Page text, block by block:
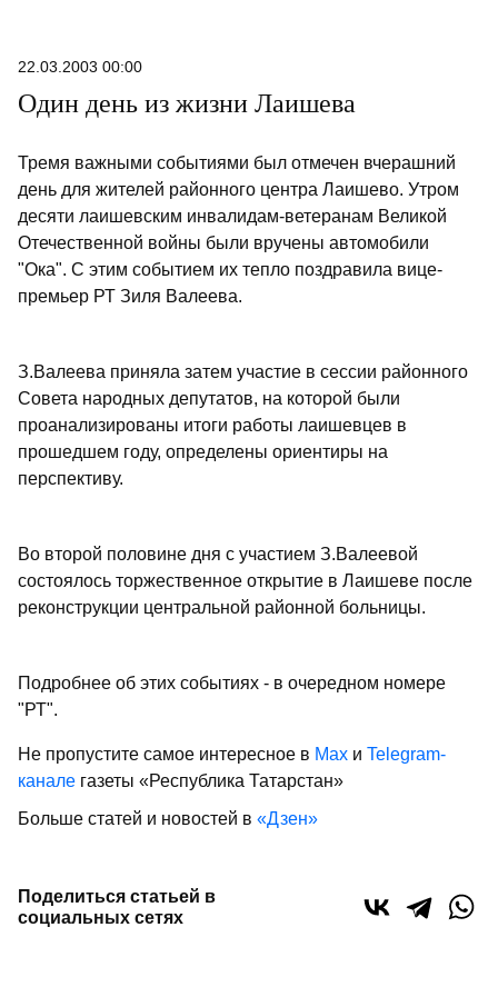
22.03.2003 00:00
Один день из жизни Лаишева
Тремя важными событиями был отмечен вчерашний
день для жителей районного центра Лаишево. Утром
десяти лаишевским инвалидам-ветеранам Великой
Отечественной войны были вручены автомобили
"Ока". С этим событием их тепло поздравила вице-
премьер РТ Зиля Валеева.
З.Валеева приняла затем участие в сессии районного
Совета народных депутатов, на которой были
проанализированы итоги работы лаишевцев в
прошедшем году, определены ориентиры на
перспективу.
Во второй половине дня с участием З.Валеевой
состоялось торжественное открытие в Лаишеве после
реконструкции центральной районной больницы.
Подробнее об этих событиях - в очередном номере
"РТ".
Не пропустите самое интересное в Max и Telegram-
канале газеты «Республика Татарстан»
Больше статей и новостей в «Дзен»
Поделиться статьей в
социальных сетях